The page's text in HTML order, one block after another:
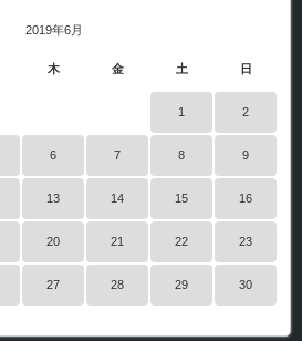
2019年6月
木 金 土 日
1 2
6 7 8 9
13 14 15 16
20 21 22 23
27 28 29 30